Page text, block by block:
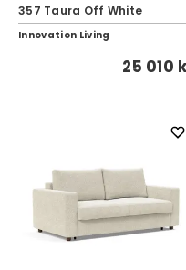
357 Taura Off White
Innovation Living
25 010